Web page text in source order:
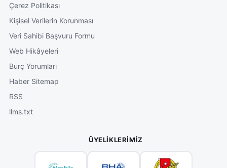
Çerez Politikası
Kişisel Verilerin Korunması
Veri Sahibi Başvuru Formu
Web Hikâyeleri
Burç Yorumları
Haber Sitemap
RSS
llms.txt
ÜYELIKLERIMIZ